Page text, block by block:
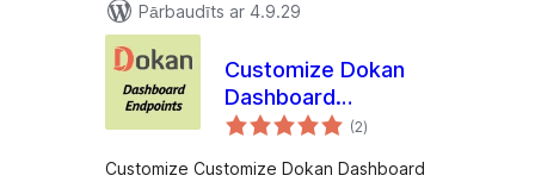
Pārbaudīts ar 4.9.29
Customize Dokan
Dashboard
Endpoints
(2vērtējumu
kopsumma
)
Customize Customize Dokan Dashboard